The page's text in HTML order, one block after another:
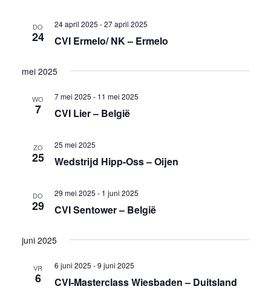
DO
24 CVI Ermelo/ NK – Ermelo
24 april 2025 -27 april 2025
mei 2025
WO
7 CVI Lier – België
7 mei 2025 - 11 mei 2025
ZO
25 Wedstrijd Hipp-Oss – Oijen
25 mei 2025
DO
29 CVI Sentower – België
29 mei 2025 - 1 juni 2025
juni 2025
VR
6 CVI-Masterclass Wiesbaden – Duitsland
6 juni 2025 -9 juni 2025